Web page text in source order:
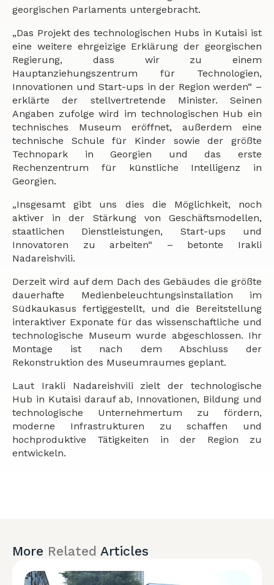
georgischen Parlaments untergebracht.
„Das Projekt des technologischen Hubs in Kutaisi ist
eine weitere ehrgeizige Erklärung der georgischen
Regierung, dass wir zu einem
Hauptanziehungszentrum für Technologien,
Innovationen und Start-ups in der Region werden“ –
erklärte der stellvertretende Minister. Seinen
Angaben zufolge wird im technologischen Hub ein
technisches Museum eröffnet, außerdem eine
technische Schule für Kinder sowie der größte
Technopark in Georgien und das erste
Rechenzentrum für künstliche Intelligenz in
Georgien.
„Insgesamt gibt uns dies die Möglichkeit, noch
aktiver in der Stärkung von Geschäftsmodellen,
staatlichen Dienstleistungen, Start-ups und
Innovatoren zu arbeiten“ – betonte Irakli
Nadareishvili.
Derzeit wird auf dem Dach des Gebäudes die größte
dauerhafte Medienbeleuchtungsinstallation im
Südkaukasus fertiggestellt, und die Bereitstellung
interaktiver Exponate für das wissenschaftliche und
technologische Museum wurde abgeschlossen. Ihr
Montage ist nach dem Abschluss der
Rekonstruktion des Museumraumes geplant.
Laut Irakli Nadareishvili zielt der technologische
Hub in Kutaisi darauf ab, Innovationen, Bildung und
technologische Unternehmertum zu fördern,
moderne Infrastrukturen zu schaffen und
hochproduktive Tätigkeiten in der Region zu
entwickeln.
More Related Articles